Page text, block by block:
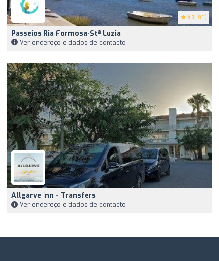
4.3 (80)
Passeios Ria Formosa-Stª Luzia
Ver endereço e dados de contacto
Allgarve Inn - Transfers
Ver endereço e dados de contacto